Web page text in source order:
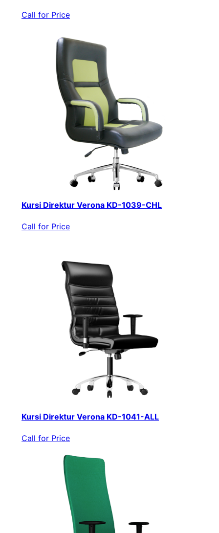
Call for Price
Kursi Direktur Verona KD-1039-CHL
Call for Price
Kursi Direktur Verona KD-1041-ALL
Call for Price